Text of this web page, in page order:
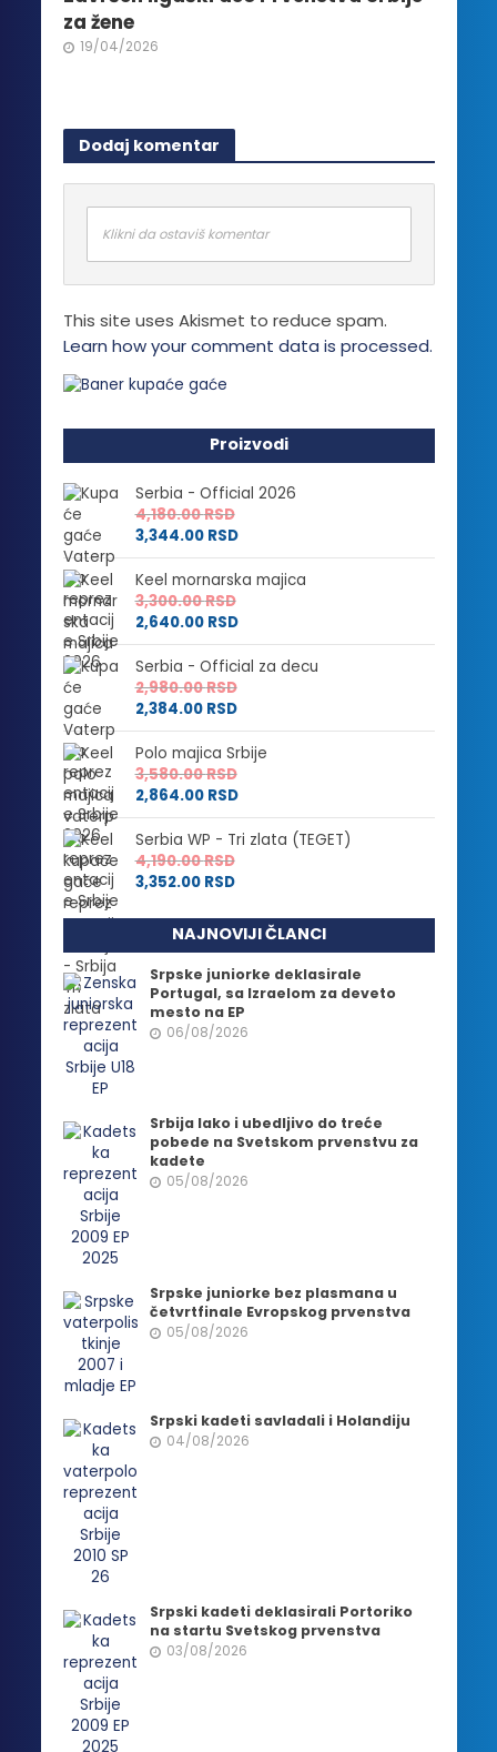
za žene
19/04/2026
Dodaj komentar
Klikni da ostaviš komentar
This site uses Akismet to reduce spam.
Learn how your comment data is processed.
Proizvodi
Serbia - Official 2026
4,180.00RSD
3,344.00 RSD
Keel mornarska majica
3,300.00RSD
2,640.00 RSD
Serbia - Official za decu
2,980.00RSD
2,384.00 RSD
Polo majica Srbije
3,580.00RSD
2,864.00 RSD
Serbia WP - Tri zlata (TEGET)
4,190.00RSD
3,352.00 RSD
NAJNOVIJI ČLANCI
Srpske juniorke deklasirale
Portugal, sa Izraelom za deveto
mesto na EP
06/08/2026
Srbija lako i ubedljivo do treće
pobede na Svetskom prvenstvu za
kadete
05/08/2026
Srpske juniorke bez plasmana u
četvrtfinale Evropskog prvenstva
05/08/2026
Srpski kadeti savladali i Holandiju
04/08/2026
Srpski kadeti deklasirali Portoriko
na startu Svetskog prvenstva
03/08/2026